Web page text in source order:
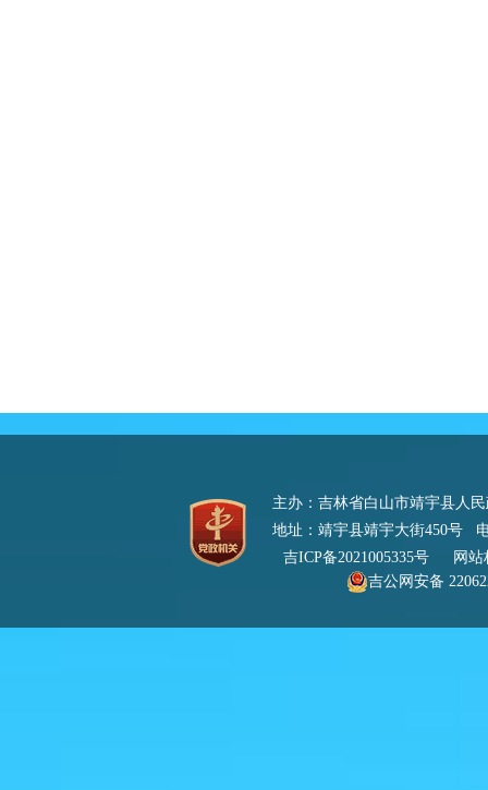
主办：吉林省白山市靖宇县人
地址：靖宇县靖宇大街450号
吉ICP备2021005335号
网站
吉公网安备